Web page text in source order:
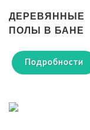
ДЕРЕВЯННЫЕ
ПОЛЫ В БАНЕ
Подробности